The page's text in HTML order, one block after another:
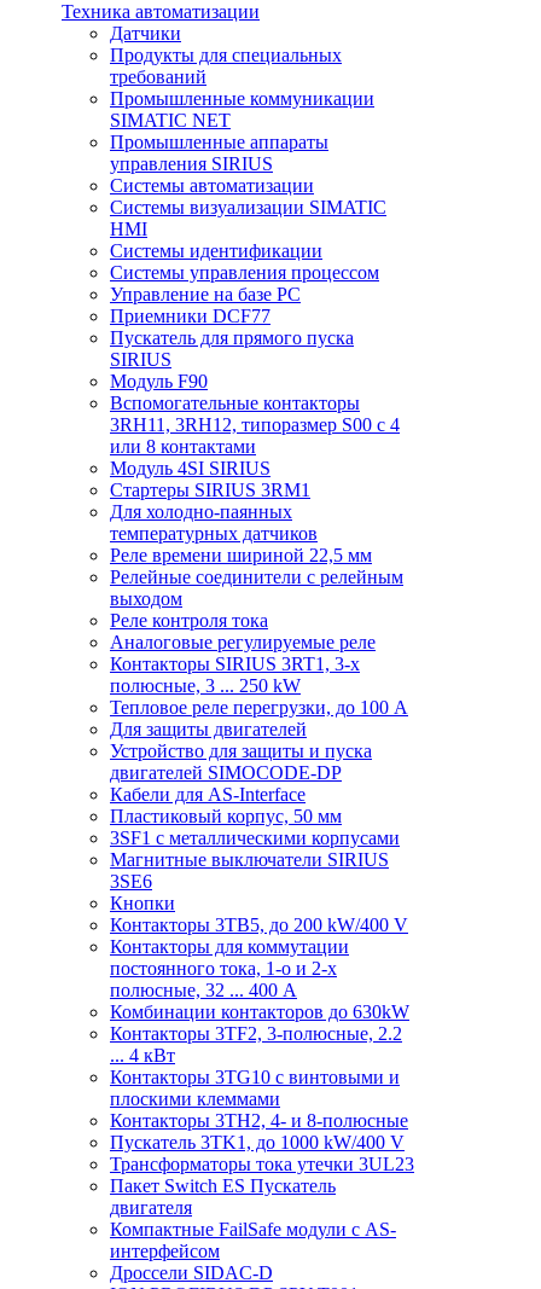
Техника автоматизации
Датчики
Продукты для специальных
требований
Промышленные коммуникации
SIMATIC NET
Промышленные аппараты
управления SIRIUS
Системы автоматизации
Системы визуализации SIMATIC
HMI
Системы идентификации
Системы управления процессом
Управление на базе РС
Приемники DCF77
Пускатель для прямого пуска
SIRIUS
Модуль F90
Вспомогательные контакторы
3RH11, 3RH12, типоразмер S00 с 4
или 8 контактами
Модуль 4SI SIRIUS
Стартеры SIRIUS 3RM1
Для холодно-паянных
температурных датчиков
Реле времени шириной 22,5 мм
Релейные соединители с релейным
выходом
Реле контроля тока
Аналоговые регулируемые реле
Контакторы SIRIUS 3RT1, 3-х
полюсные, 3 ... 250 kW
Тепловое реле перегрузки, до 100 A
Для защиты двигателей
Устройство для защиты и пуска
двигателей SIMOCODE-DP
Кабели для AS-Interface
Пластиковый корпус, 50 мм
3SF1 с металлическими корпусами
Магнитные выключатели SIRIUS
3SE6
Кнопки
Контакторы 3TB5, до 200 kW/400 V
Контакторы для коммутации
постоянного тока, 1-о и 2-х
полюсные, 32 ... 400 A
Комбинации контакторов до 630kW
Контакторы 3TF2, 3-полюсные, 2.2
... 4 кВт
Контакторы 3TG10 c винтовыми и
плоскими клеммами
Контакторы 3TH2, 4- и 8-полюсные
Пускатель 3TK1, до 1000 kW/400 V
Трансформаторы тока утечки 3UL23
Пакет Switch ES Пускатель
двигателя
Компактные FailSafe модули с AS-
интерфейсом
Дроссели SIDAC-D